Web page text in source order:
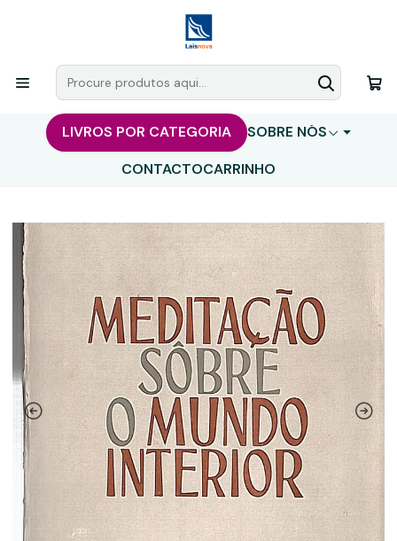
LIVROS POR CATEGORIA
SOBRE NÓS
CONTACTOCARRINHO